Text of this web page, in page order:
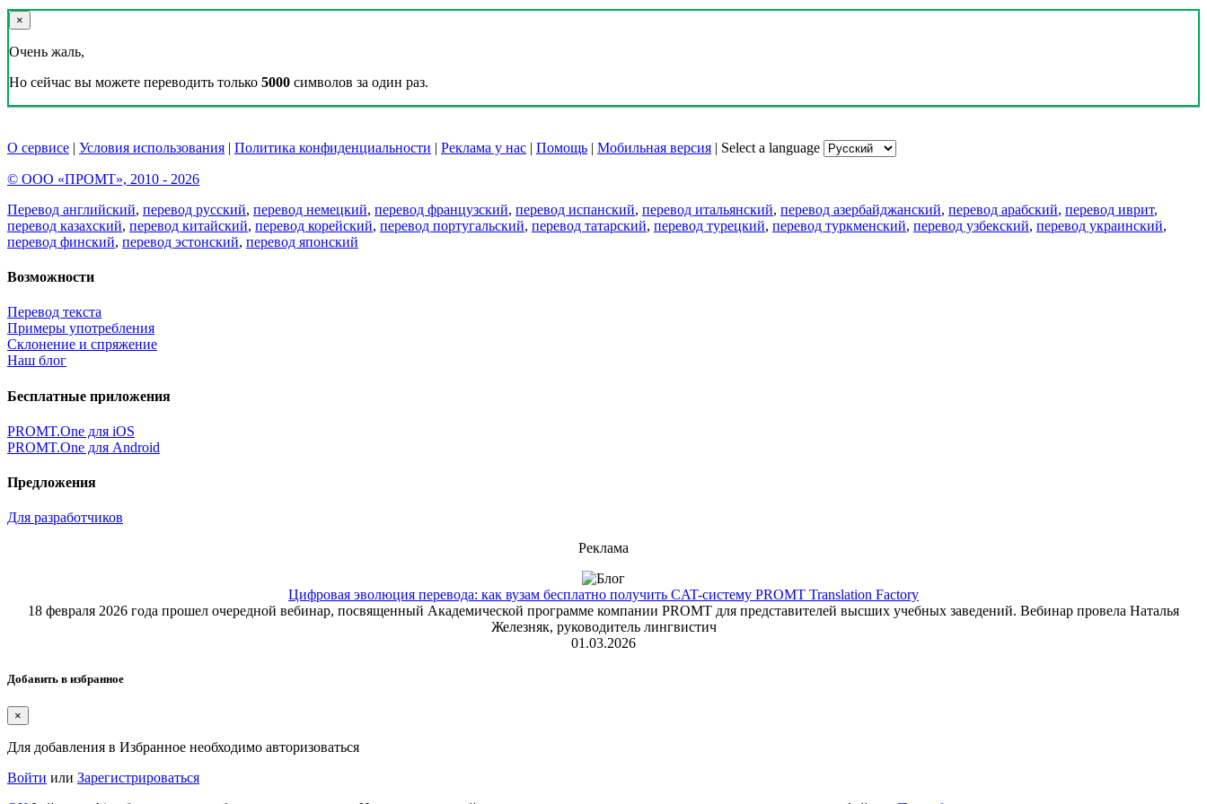
×
Очень жаль,
Но сейчас вы можете переводить только 5000 символов за один раз.
О сервисе | Условия использования | Политика конфиденциальности | Реклама у нас | Помощь | Мобильная версия | Select a language
© ООО «ПРОМТ», 2010 - 2026
Перевод английский, перевод русский, перевод немецкий, перевод французский, перевод испанский, перевод итальянский, перевод азербайджанский, перевод арабский, перевод иврит,
перевод казахский, перевод китайский, перевод корейский, перевод португальский, перевод татарский, перевод турецкий, перевод туркменский, перевод узбекский, перевод украинский,
перевод финский, перевод эстонский, перевод японский
Возможности
Перевод текста
Примеры употребления
Склонение и спряжение
Наш блог
Бесплатные приложения
PROMT.One для iOS
PROMT.One для Android
Предложения
Для разработчиков
Реклама
Цифровая эволюция перевода: как вузам бесплатно получить CAT-систему PROMT Translation Factory
18 февраля 2026 года прошел очередной вебинар, посвященный Академической программе компании PROMT для представителей высших учебных заведений. Вебинар провела Наталья
Железняк, руководитель лингвистич
01.03.2026
Добавить в избранное
×
Для добавления в Избранное необходимо авторизоваться
Войти или Зарегистрироваться